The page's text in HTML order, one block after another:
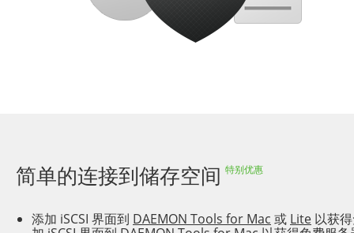
简单的连接到储存空间 特别优惠
添加 iSCSI 界面到 DAEMON Tools for Mac 或 Lite 以获